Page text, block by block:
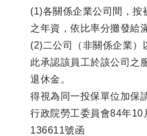
(1)各關係企業公司間，按
之年資，依比率分攤發給
(2)二公司（非關係企業）
此承認該員工於該公司之
退休金。
得視為同一投保單位加保
行政院勞工委員會84年10
136611號函